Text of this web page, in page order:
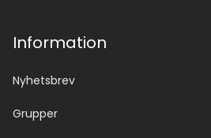
Information
Nyhetsbrev
Grupper